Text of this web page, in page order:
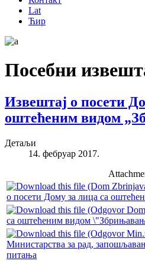
Lat
Ћир
Посебни
Извештај о посети
оштећеним видом
Детаљи
14. фебруар 2017.
о посети Дому за лица са
са оштећеним видом
Министарства за рад,
питања